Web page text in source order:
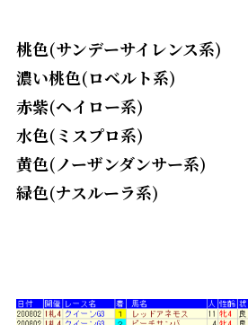
桃色(サンデーサイレンス系)
濃い桃色(ロベルト系)
赤紫(ヘイロー系)
水色(ミスプロ系)
黄色(ノーザンダンサー系)
緑色(ナスルーラ系)